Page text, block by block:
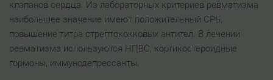
клапанов сердца. Из лабораторных критериев ревматизма
наибольшее значение имеют положительный СРБ,
повышение титра стрептококковых антител. В лечении
ревматизма используются НПВС, кортикостероидные
гормоны, иммунодепрессанты.